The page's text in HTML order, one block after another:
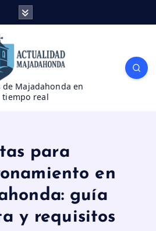
de Majadahonda en
tiempo real
para
en
guía
y requisitos